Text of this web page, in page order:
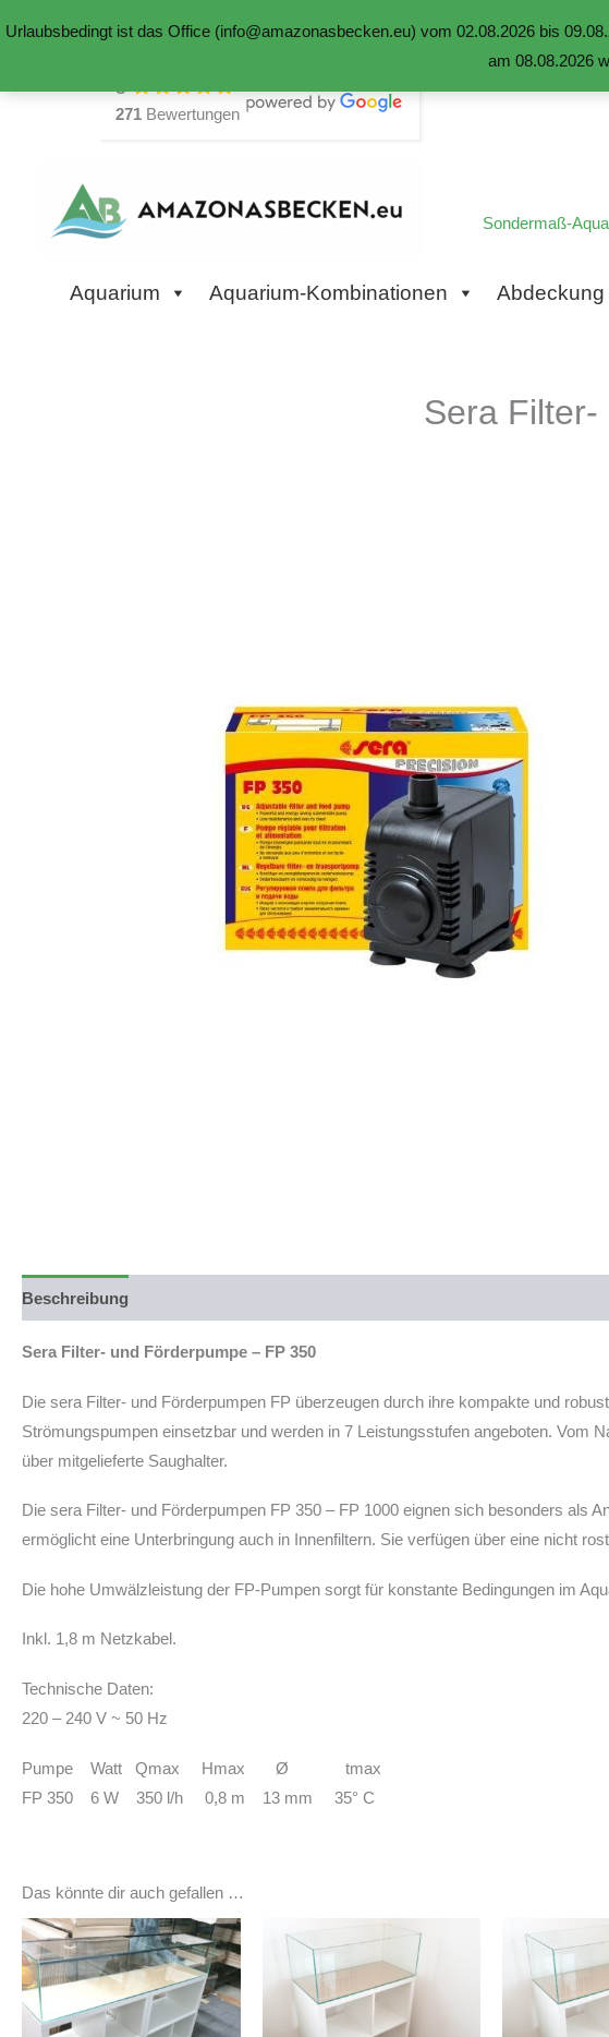
Urlaubsbedingt ist das Office (info@amazonasbecken.eu) vom 02.08.2026 bis
am 08.08.2026
5
271 Bewertungen
Sondermaß-
Aquarium Aquarium-Kombinationen Abdeckung
Sera
Beschreibung
Sera Filter- und Förderpumpe – FP 350
Die sera Filter- und Förderpumpen FP überzeugen durch ihre kompakte und
Strömungspumpen einsetzbar und werden in 7 Leistungsstufen angeboten.
über mitgelieferte Saughalter.
Die sera Filter- und Förderpumpen FP 350 – FP 1000 eignen sich besonders als
ermöglicht eine Unterbringung auch in Innenfiltern. Sie verfügen über eine nicht
Die hohe Umwälzleistung der FP-Pumpen sorgt für konstante Bedingungen im
Inkl. 1,8 m Netzkabel.
Technische Daten:
220 – 240 V ~ 50 Hz
Pumpe Watt Qmax Hmax Ø tmax
FP 350 6 W 350 l/h 0,8 m 13 mm 35° C
Das könnte dir auch gefallen …